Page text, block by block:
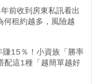
前收到房東私訊看出
何租約越多，風險越
15％！小資族「勝率
配這1種「越簡單越好